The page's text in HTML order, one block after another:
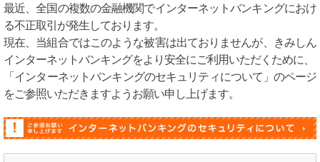
最近、全国の複数の金融機関でインターネットバンキングにおけ
る不正取引が発生しております。
現在、当組合ではこのような被害は出ておりませんが、きみしん
インターネットバンキングをより安全にご利用いただくために、
「インターネットバンキングのセキュリティについて」のページ
をご参照いただきますようお願い申し上げます。